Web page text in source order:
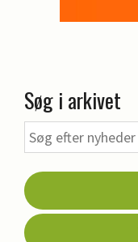
Søg i arkivet